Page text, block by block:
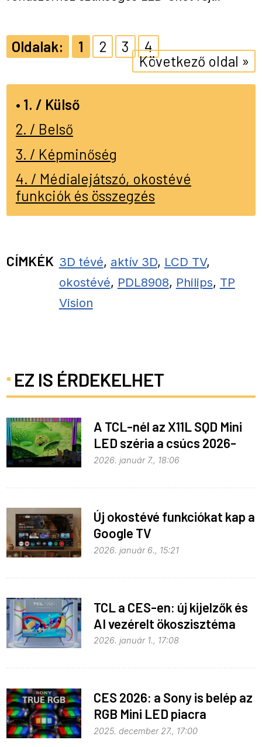
1 2 3
4
Következő oldal »
1. / Külső
2. / Belső
3. / Képminőség
4. / Médialejátszó, okostévé
funkciók és összegzés
CÍMKÉK 3D tévé, aktív 3D, LCD TV,
okostévé, PDL8908, Philips, TP
Vision
EZ IS ÉRDEKELHET
A TCL-nél az X11L SQD Mini
LED széria a csúcs 2026-
ban
2026. január 7., 18:06
Új okostévé funkciókat kap a
Google TV
2026. január 6., 15:21
TCL a CES-en: új kijelzők és
AI vezérelt ökoszisztéma
2026. január 1., 17:08
CES 2026: a Sony is belép az
RGB Mini LED piacra
2025. december 27., 17:00